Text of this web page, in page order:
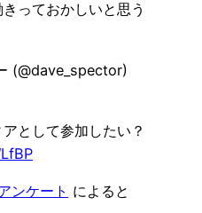
っておかしいと思う
(@dave_spector)
として参加したい？
ンケート によると